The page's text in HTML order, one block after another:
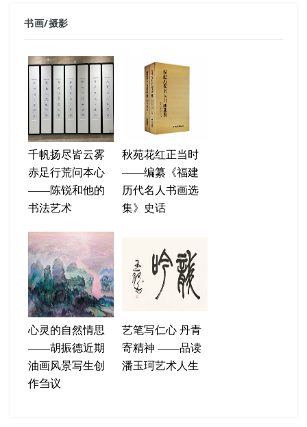
书画/摄影
千帆扬尽皆云雾
赤足行荒问本心
——陈锐和他的
书法艺术
秋苑花红正当时
——编纂《福建
历代名人书画选
集》史话
心灵的自然情思
——胡振德近期
油画风景写生创
作刍议
艺笔写仁心 丹青
寄精神 ——品读
潘玉珂艺术人生